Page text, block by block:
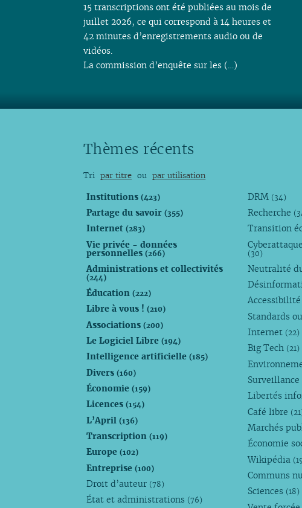
15 transcriptions ont été publiées au mois de
juillet 2026, ce qui correspond à 14 heures et
42 minutes d’enregistrements audio ou de
vidéos.
La commission d’enquête sur les (…)
Thèmes récents
Tri par titre ou par utilisation
Institutions(423)
Partage du savoir(355)
Internet(283)
Vie privée - données
personnelles(266)
Administrations et collectivités
(244)
Éducation(222)
Libre à vous !(210)
Associations(200)
Le Logiciel Libre(194)
Intelligence artificielle(185)
Divers(160)
Économie(159)
Licences(154)
L’April(136)
Transcription(119)
Europe(102)
Entreprise(100)
Droit d’auteur (78)
État et administrations (76)
DRM (34)
Recherche
Transition
(30)
Neutralité
Accessibilité
Standards
Internet (22)
Big Tech (21)
Surveillance
Libertés
Café libre
Marchés
Économie
Wikipédia
Communs
Sciences (18)